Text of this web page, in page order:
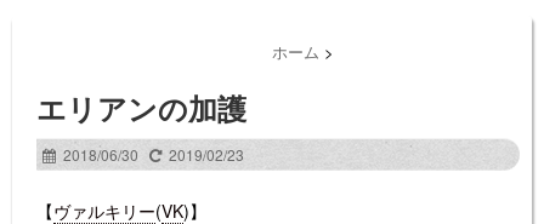
ホーム >
エリアンの加護
2018/06/30 2019/02/23
【ヴァルキリー(VK)】